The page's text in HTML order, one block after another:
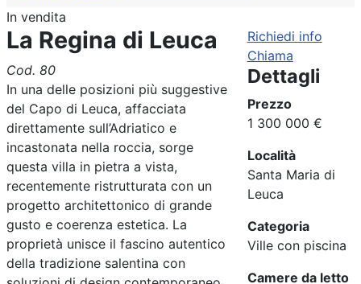
In vendita
La Regina di Leuca
Cod. 80
In una delle posizioni più suggestive
del Capo di Leuca, affacciata
direttamente sull’Adriatico e
incastonata nella roccia, sorge
questa villa in pietra a vista,
recentemente ristrutturata con un
progetto architettonico di grande
gusto e coerenza estetica. La
proprietà unisce il fascino autentico
della tradizione salentina con
Richiedi info
Chiama
Dettagli
Prezzo
1 300 000 €
Località
Santa Maria di
Leuca
Categoria
Ville con piscina
Camere da letto